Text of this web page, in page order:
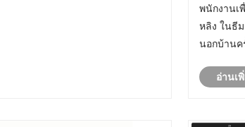
พนักงานเ
หลิง ในธี
นอกบ้านค
และเสริม
อ่านเ